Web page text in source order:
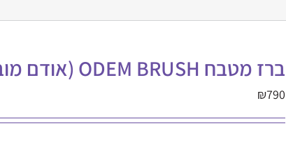
ברז מטבח ODEM BRUSH (אודם מוברש)
₪790